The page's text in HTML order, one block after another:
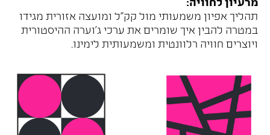
תהליך אפיון משמעותי מול קק"ל ומועצה אזורית מגידו
במטרה להבין איך שומרים את ערכי ג'וערה ההיסטורית
ויוצרים חוויה רלוונטית ומשמעותית לימינו.